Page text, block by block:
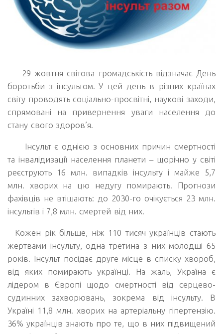
29 жовтня світова громадськість відзначає День
боротьби з інсультом.У цей день в різних країнах
світу проводять соціально-просвітні, наукові заходи,
спрямовані на привернення уваги населення до
стану свого здоров’я.
Інсульт є однією з основних причин смертності
та інвалідизації населення планети – щорічно у світі
реєструють 16 млн. випадків інсульту і майже 5,7
млн. хворих на цю недугу помирають. Прогнози
фахівців не втішають: до 2030-го очікується 23 млн.
інсультів і 7,8 млн. смертей від них.
Кожен рік більше, ніж 110 тисяч українців стають
жертвами інсульту, одна третина з них молодші 65
років. Інсульт посідає друге місце в списку хвороб,
від яких помирають українці. На жаль, Україна є
лідером в Європі щодо смертності від серцево-
судинних захворювань, зокрема від інсульту. В
Україні 11,8 млн. хворих на артеріальну гіпертензію.
36% українців знають про те, що в них підвищений